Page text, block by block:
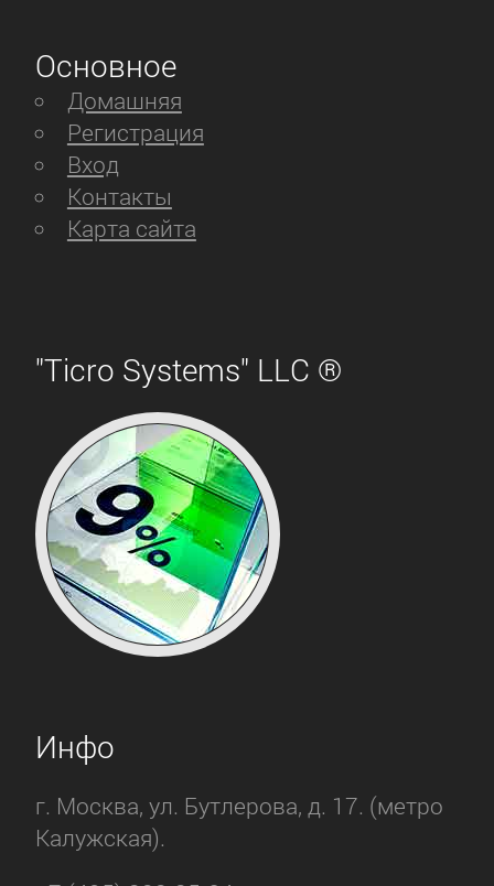
Основное
Домашняя
Регистрация
Вход
Контакты
Карта сайта
"Ticro Systems" LLC ®
Инфо
г. Москва, ул. Бутлерова, д. 17. (метро
Калужская).